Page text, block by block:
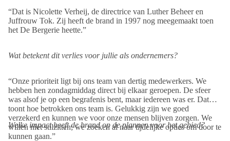
“Dat is Nicolette Verheij, de directrice van Luther Beheer en
Juffrouw Tok. Zij heeft de brand in 1997 nog meegemaakt toen
het De Bergerie heette.”
Wat betekent dit verlies voor jullie als ondernemers?
“Onze prioriteit ligt bij ons team van dertig medewerkers. We
hebben hen zondagmiddag direct bij elkaar geroepen. De sfeer
was alsof je op een begrafenis bent, maar iedereen was er. Dat
toont hoe betrokken ons team is. Gelukkig zijn we goed
verzekerd en kunnen we voor onze mensen blijven zorgen. We
willen niet stilzitten; we zoeken al naar tijdelijke opties om door te
kunnen gaan.”
Welke impact heeft de brand op de plannen voor het gebied?